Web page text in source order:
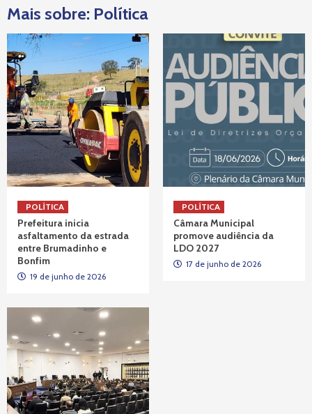
Mais sobre: Política
POLÍTICA
Prefeitura inicia
asfaltamento da estrada
entre Brumadinho e
Bonfim
19 de junho de 2026
POLÍTICA
Câmara Municipal
promove audiência da
LDO 2027
17 de junho de 2026